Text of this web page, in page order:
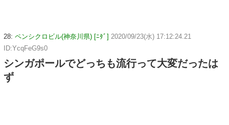
28: ペンシクロビル(神奈川県) [ﾆﾀﾞ] 2020/09/23(水) 17:12:24.21
ID:YcqFeG9s0
シンガポールでどっちも流行って大変だったは
ず